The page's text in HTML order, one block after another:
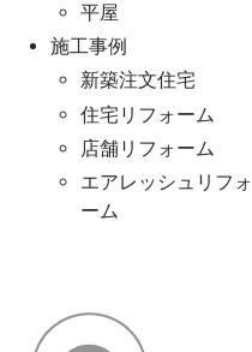
平屋
施工事例
新築注文住宅
住宅リフォーム
店舗リフォーム
エアレッシュリフォ
ーム